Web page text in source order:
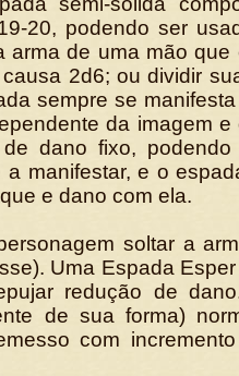
20, podendo ser
arma de uma mão
2d6; ou dividir
sempre se
da imagem
dano fixo, podendo
a manifestar, e o
e dano com ela.
soltar a
Uma Espada
redução de
de sua forma)
com